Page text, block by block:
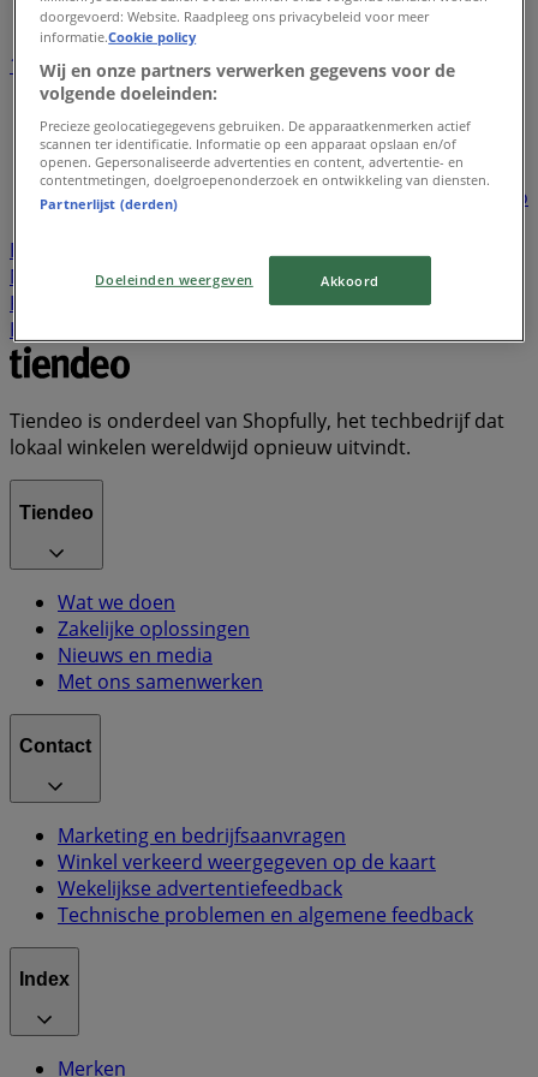
1 345
22
Lidl
Dirk Plus Aldi Kruidvat Nettorama
Action
Albert Heijn Vomar Hoogvliet
Dekamarkt
Wibra
Medipoint Scapino
Hubo
Poiesz
Decathlon Expert Etos
Markt
Zara Tanger Markt Primera
Makro
Kwantum
Praxis Naanhof
Ter Stal
Kik
Tiendeo is onderdeel van Shopfully, het techbedrijf dat
lokaal winkelen wereldwijd opnieuw uitvindt.
Tiendeo
Wat we doen
Zakelijke oplossingen
Nieuws en media
Met ons samenwerken
Contact
Marketing en bedrijfsaanvragen
Winkel verkeerd weergegeven op de kaart
Wekelijkse advertentiefeedback
Technische problemen en algemene feedback
Index
Merken
doorgevoerd: Website. Raadpleeg ons privacybeleid voor meer
informatie.Cookie policy
Wij en onze partners verwerken gegevens voor de
volgende doeleinden:
Precieze geolocatiegegevens gebruiken. De apparaatkenmerken actief
scannen ter identificatie. Informatie op een apparaat opslaan en/of
openen. Gepersonaliseerde advertenties en content, advertentie- en
contentmetingen, doelgroepenonderzoek en ontwikkeling van diensten.
Partnerlijst (derden)
Doeleinden weergeven Akkoord